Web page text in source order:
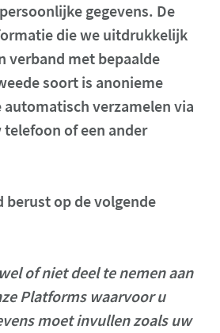
gegevens. De
die we uitdrukkelijk
verband met bepaalde
soort is anonieme
verzamelen via
of een ander
berust op de volgende
of niet deel te nemen aan
Platforms waarvoor u
moet invullen zoals uw